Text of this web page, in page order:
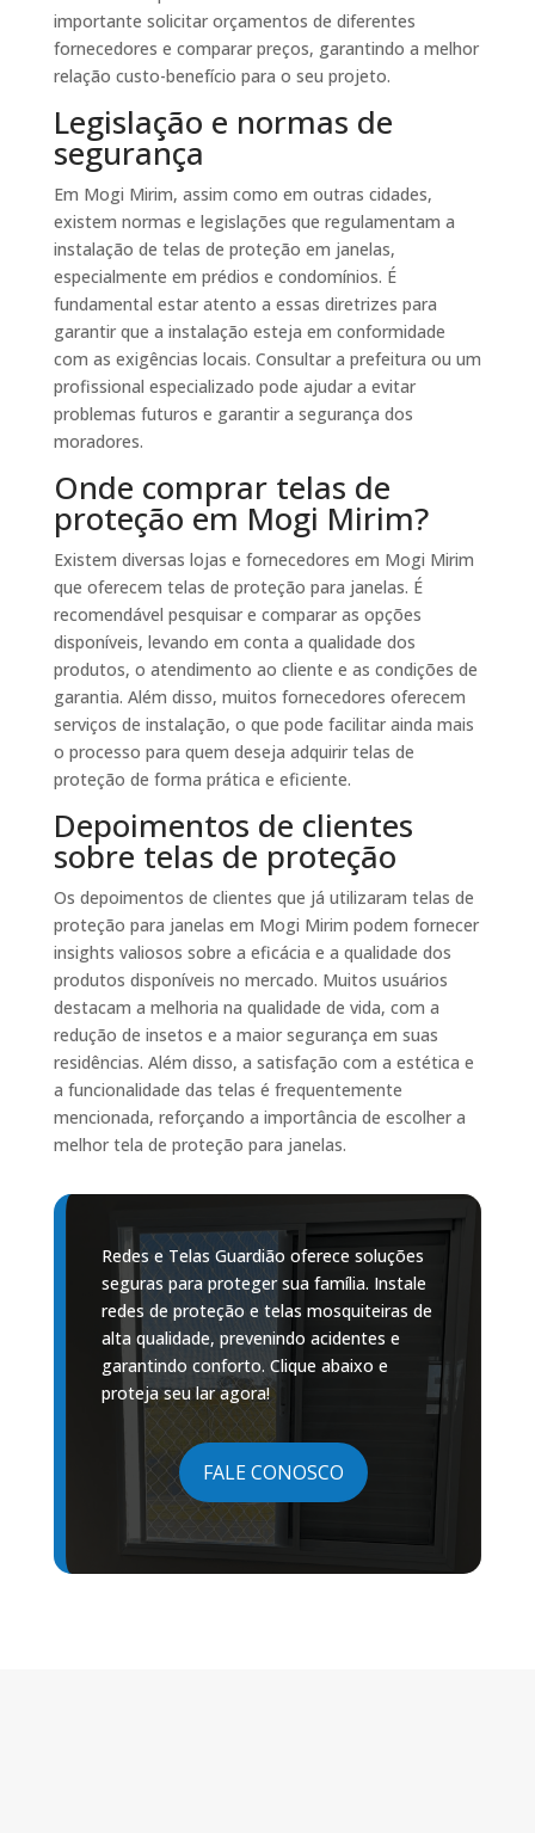
importante solicitar orçamentos de diferentes
fornecedores e comparar preços, garantindo a melhor
relação custo-benefício para o seu projeto.
Legislação e normas de
segurança
Em Mogi Mirim, assim como em outras cidades,
existem normas e legislações que regulamentam a
instalação de telas de proteção em janelas,
especialmente em prédios e condomínios. É
fundamental estar atento a essas diretrizes para
garantir que a instalação esteja em conformidade
com as exigências locais. Consultar a prefeitura ou um
profissional especializado pode ajudar a evitar
problemas futuros e garantir a segurança dos
moradores.
Onde comprar telas de
proteção em Mogi Mirim?
Existem diversas lojas e fornecedores em Mogi Mirim
que oferecem telas de proteção para janelas. É
recomendável pesquisar e comparar as opções
disponíveis, levando em conta a qualidade dos
produtos, o atendimento ao cliente e as condições de
garantia. Além disso, muitos fornecedores oferecem
serviços de instalação, o que pode facilitar ainda mais
o processo para quem deseja adquirir telas de
proteção de forma prática e eficiente.
Depoimentos de clientes
sobre telas de proteção
Os depoimentos de clientes que já utilizaram telas de
proteção para janelas em Mogi Mirim podem fornecer
insights valiosos sobre a eficácia e a qualidade dos
produtos disponíveis no mercado. Muitos usuários
destacam a melhoria na qualidade de vida, com a
redução de insetos e a maior segurança em suas
residências. Além disso, a satisfação com a estética e
a funcionalidade das telas é frequentemente
mencionada, reforçando a importância de escolher a
melhor tela de proteção para janelas.
Redes e Telas Guardião oferece soluções
seguras para proteger sua família. Instale
redes de proteção e telas mosquiteiras de
alta qualidade, prevenindo acidentes e
garantindo conforto. Clique abaixo e
proteja seu lar agora!
FALE CONOSCO